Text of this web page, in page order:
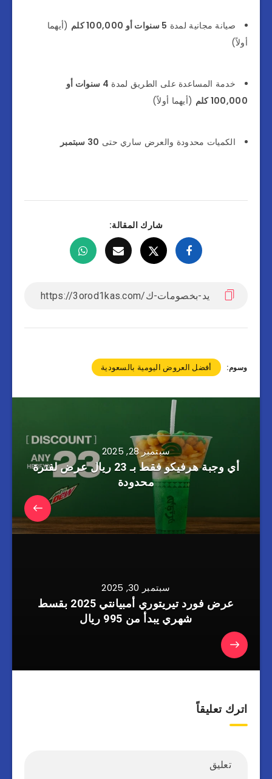
صيانة مجانية لمدة 5 سنوات أو 100,000 كلم
(أيهما
أولاً)
خدمة المساعدة على الطريق لمدة
4 سنوات أو
100,000 كلم
(أيهما أولاً)
الكميات محدودة والعرض ساري حتى 30 سبتمبر
شارك المقالة:
وسوم: أفضل العروض اليومية بالسعودية
سبتمبر 28, 2025
أي وجبة هرفيكو فقط بـ 23 ريال عرض لفترة
محدودة
سبتمبر 30, 2025
عرض فورد تيريتوري أمبيانتي 2025 بقسط
شهري يبدأ من 995 ريال
اترك تعليقاً